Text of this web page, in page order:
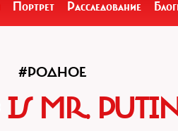
Портрет Расследование
#РОДНОЕ
MR.